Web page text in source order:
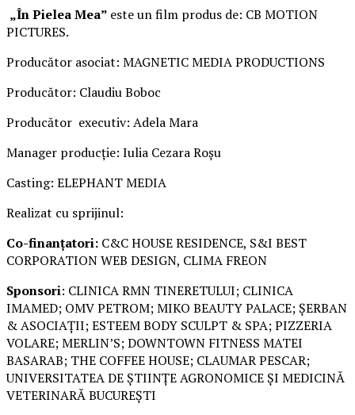
„În Pielea Mea” este un film produs de: CB MOTION
PICTURES.
Producător asociat: MAGNETIC MEDIA PRODUCTIONS
Producător: Claudiu Boboc
Producător executiv: Adela Mara
Manager producție: Iulia Cezara Roșu
Casting: ELEPHANT MEDIA
Realizat cu sprijinul:
Co-finanțatori: C&C HOUSE RESIDENCE, S&I BEST
CORPORATION WEB DESIGN, CLIMA FREON
Sponsori: CLINICA RMN TINERETULUI; CLINICA
IMAMED; OMV PETROM; MIKO BEAUTY PALACE; ȘERBAN
& ASOCIAȚII; ESTEEM BODY SCULPT & SPA; PIZZERIA
VOLARE; MERLIN’S; DOWNTOWN FITNESS MATEI
BASARAB; THE COFFEE HOUSE; CLAUMAR PESCAR;
UNIVERSITATEA DE ȘTIINȚE AGRONOMICE ȘI MEDICINĂ
VETERINARĂ BUCUREȘTI